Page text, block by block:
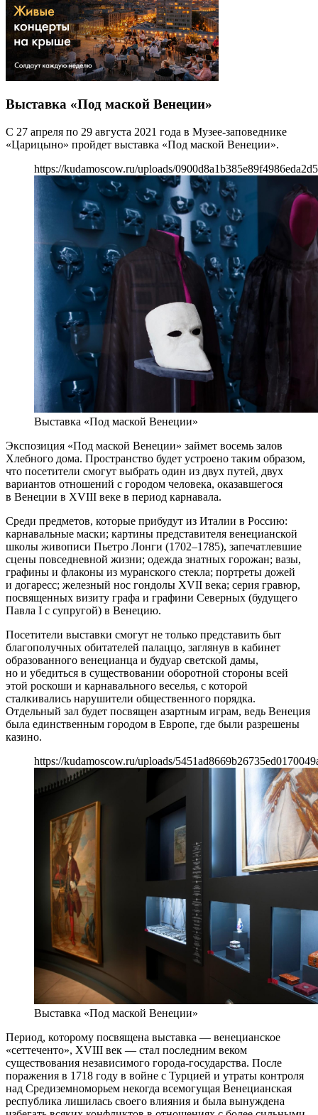
Выставка «Под маской Венеции»
С 27 апреля по 29 августа 2021 года в Музее-заповеднике
«Царицыно» пройдет выставка «Под маской Венеции».
https://kudamoscow.ru/uploads/
Выставка «Под маской Венеции»
Экспозиция «Под маской Венеции» займет восемь залов
Хлебного дома. Пространство будет устроено таким образом,
что посетители смогут выбрать один из двух путей, двух
вариантов отношений с городом человека, оказавшегося
в Венеции в XVIII веке в период карнавала.
Среди предметов, которые прибудут из Италии в Россию:
карнавальные маски; картины представителя венецианской
школы живописи Пьетро Лонги (1702–1785), запечатлевшие
сцены повседневной жизни; одежда знатных горожан; вазы,
графины и флаконы из муранского стекла; портреты дожей
и догаресс; железный нос гондолы XVII века; серия гравюр,
посвященных визиту графа и графини Северных (будущего
Павла I с супругой) в Венецию.
Посетители выставки смогут не только представить быт
благополучных обитателей палаццо, заглянув в кабинет
образованного венецианца и будуар светской дамы,
но и убедиться в существовании оборотной стороны всей
этой роскоши и карнавального веселья, с которой
сталкивались нарушители общественного порядка.
Отдельный зал будет посвящен азартным играм, ведь Венеция
была единственным городом в Европе, где были разрешены
казино.
https://kudamoscow.ru/uploads/
Выставка «Под маской Венеции»
Период, которому посвящена выставка — венецианское
«сеттеченто», XVIII век — стал последним веком
существования независимого города-государства. После
поражения в 1718 году в войне с Турцией и утраты контроля
над Средиземноморьем некогда всемогущая Венецианская
республика лишилась своего влияния и была вынуждена